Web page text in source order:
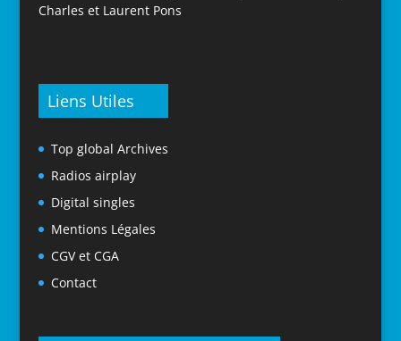
Charles et Laurent Pons
Liens Utiles
Top global Archives
Radios airplay
Digital singles
Mentions Légales
CGV et CGA
Contact